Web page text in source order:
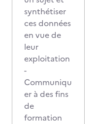
synthétiser
ces données
en vue de
leur
exploitation
-
Communiqu
er à des fins
de
formation